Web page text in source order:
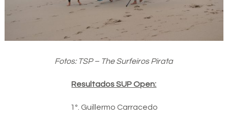
Fotos: TSP – The Surfeiros Pirata
Resultados SUP Open:
1º. Guillermo Carracedo